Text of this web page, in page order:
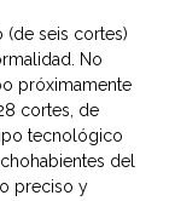
(de seis cortes)
No
próximamente
cortes, de
tecnológico
del
preciso y